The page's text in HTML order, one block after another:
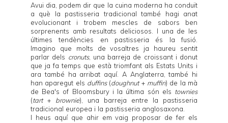
Avui dia, podem dir que la cuina moderna ha conduït
a què la pastisseria tradicional també hagi anat
evolucionant i trobem mescles de sabors ben
sorprenents amb resultats deliciosos. I una de les
últimes tendències en pastisseria és la fusió.
Imagino que molts de vosaltres ja haureu sentit
parlar dels cronuts, una barreja de croissant i donut
que ja fa temps que està triomfant als Estats Units i
ara també ha arribat aquí. A Anglaterra, també hi
han aparegut els duffins(doughnut+ muffin) de la mà
de Bea's of Bloomsburyi la última són els townies
(tart+ brownie), una barreja entre la pastisseria
tradicional europea i la pastisseria anglosaxona.
I heus aquí que ahir em vaig proposar de fer els